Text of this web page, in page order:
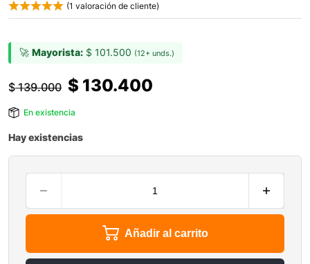
(1 valoración de cliente)
🚀 Mayorista: $ 101.500 (12+ unds.)
$139.000 $ 130.400
En existencia
Hay existencias
Añadir al carrito